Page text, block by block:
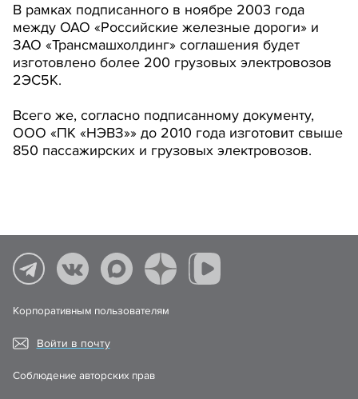
В рамках подписанного в ноябре 2003 года
между ОАО «Российские железные дороги» и
ЗАО «Трансмашхолдинг» соглашения будет
изготовлено более 200 грузовых электровозов
2ЭС5К.
Всего же, согласно подписанному документу,
ООО «ПК «НЭВЗ»» до 2010 года изготовит свыше
850 пассажирских и грузовых электровозов.
Корпоративным пользователям
Войти в почту
Соблюдение авторских прав